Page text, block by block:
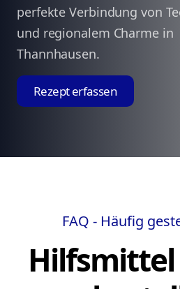
perfekte Verbindung von
und regionalem Charme in
Thannhausen.
Rezept erfassen
FAQ - Häufig